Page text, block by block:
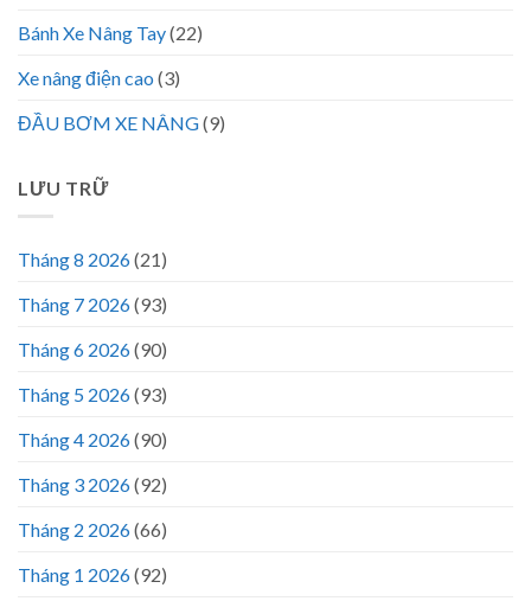
Bánh Xe Nâng Tay(22)
Xe nâng điện cao (3)
ĐẦU BƠM XE NÂNG(9)
LƯU TRỮ
Tháng 8 2026(21)
Tháng 7 2026(93)
Tháng 6 2026(90)
Tháng 5 2026(93)
Tháng 4 2026(90)
Tháng 3 2026(92)
Tháng 2 2026(66)
Tháng 1 2026(92)